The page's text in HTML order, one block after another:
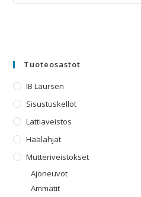
Tuoteosastot
IB Laursen
Sisustuskellot
Lattiaveistos
Häälahjat
Mutteriveistokset
Ajoneuvot
Ammatit